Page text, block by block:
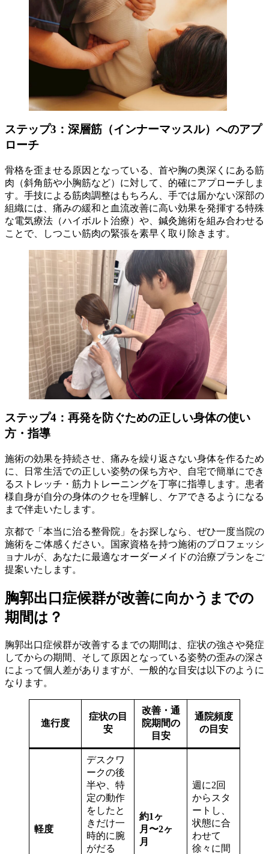
ステップ3：深層筋（インナーマッスル）へのアプ
ローチ
骨格を歪ませる原因となっている、首や胸の奥深くにある筋
肉（斜角筋や小胸筋など）に対して、的確にアプローチしま
す。手技による筋肉調整はもちろん、手では届かない深部の
組織には、痛みの緩和と血流改善に高い効果を発揮する特殊
な電気療法（ハイボルト治療）や、鍼灸施術を組み合わせる
ことで、しつこい筋肉の緊張を素早く取り除きます。
ステップ4：再発を防ぐための正しい身体の使い
方・指導
施術の効果を持続させ、痛みを繰り返さない身体を作るため
に、日常生活での正しい姿勢の保ち方や、自宅で簡単にでき
るストレッチ・筋力トレーニングを丁寧に指導します。患者
様自身が自分の身体のクセを理解し、ケアできるようになる
まで伴走いたします。
京都で「本当に治る整骨院」をお探しなら、ぜひ一度当院の
施術をご体感ください。国家資格を持つ施術のプロフェッシ
ョナルが、あなたに最適なオーダーメイドの治療プランをご
提案いたします。
胸郭出口症候群が改善に向かうまでの
期間は？
胸郭出口症候群が改善するまでの期間は、症状の強さや発症
してからの期間、そして原因となっている姿勢の歪みの深さ
によって個人差がありますが、一般的な目安は以下のように
なります。
進行度
症状の目
安
改善・通
院期間の
目安
通院頻度
の目安
軽度
デスクワ
ークの後
半や、特
定の動作
をしたと
きだけ一
時的に腕
がだる
約1ヶ
月〜2ヶ
月
週に2回
からスタ
ートし、
状態に合
わせて
徐々に間